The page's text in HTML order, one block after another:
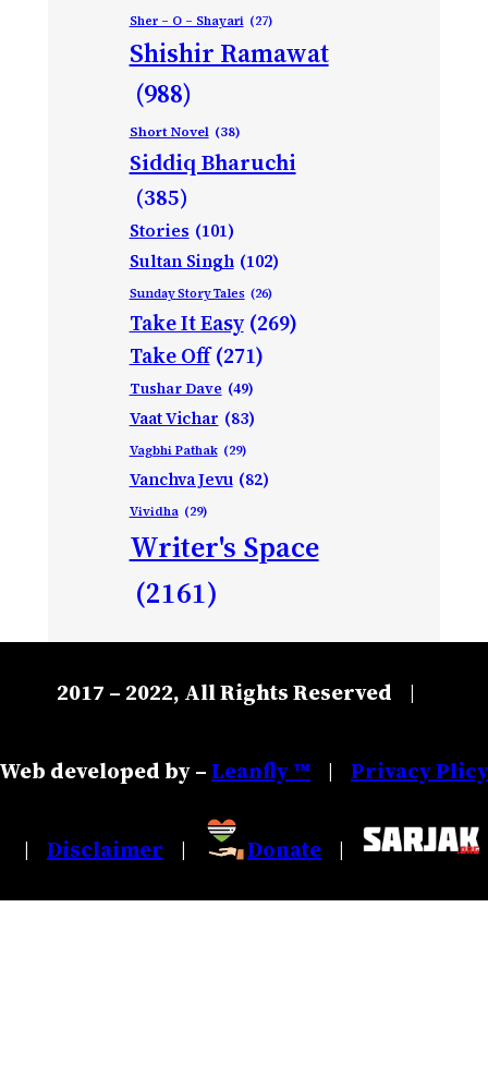
Sher – O – Shayari (27)
Shishir Ramawat
(988)
Short Novel (38)
Siddiq Bharuchi
(385)
Stories (101)
Sultan Singh (102)
Sunday Story Tales (26)
Take It Easy (269)
Take Off (271)
Tushar Dave (49)
Vaat Vichar (83)
Vagbhi Pathak (29)
Vanchva Jevu (82)
Vividha (29)
Writer's Space
(2161)
2017 – 2022, All Rights Reserved |
Web developed by –Leanfly ™ | Privacy Plicy
| Disclaimer | Donate |